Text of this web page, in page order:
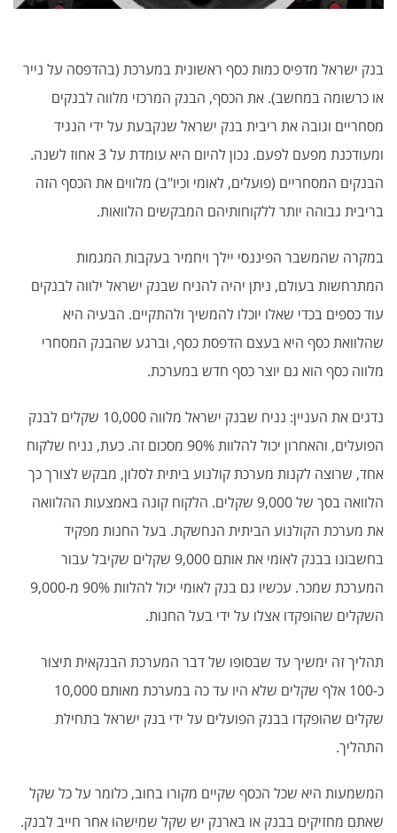
בנק ישראל מדפיס כמות כסף ראשונית במערכת (בהדפסה על נייר
או כרשומה במחשב). את הכסף, הבנק המרכזי מלווה לבנקים
מסחריים וגובה את ריבית בנק ישראל שנקבעת על ידי הנגיד
ומעודכנת מפעם לפעם. נכון להיום היא עומדת על 3 אחוז לשנה.
הבנקים המסחריים (פועלים, לאומי וכיו"ב) מלווים את הכסף הזה
בריבית גבוהה יותר ללקוחותיהם המבקשים הלוואות.
במקרה שהמשבר הפיננסי יילך ויחמיר בעקבות המגמות
המתרחשות בעולם, ניתן יהיה להניח שבנק ישראל ילווה לבנקים
עוד כספים בכדי שאלו יוכלו להמשיך ולהתקיים. הבעיה היא
שהלוואת כסף היא בעצם הדפסת כסף, וברגע שהבנק המסחרי
מלווה כסף הוא גם יוצר כסף חדש במערכת.
נדגים את העניין: נניח שבנק ישראל מלווה 10,000 שקלים לבנק
הפועלים, והאחרון יכול להלוות 90% מסכום זה. כעת, נניח שלקוח
אחד, שרוצה לקנות מערכת קולנוע ביתית לסלון, מבקש לצורך כך
הלוואה בסך של 9,000 שקלים. הלקוח קונה באמצעות ההלוואה
את מערכת הקולנוע הביתית הנחשקת. בעל החנות מפקיד
בחשבונו בבנק לאומי את אותם 9,000 שקלים שקיבל עבור
המערכת שמכר. עכשיו גם בנק לאומי יכול להלוות 90% מ-9,000
השקלים שהופקדו אצלו על ידי בעל החנות.
תהליך זה ימשיך עד שבסופו של דבר המערכת הבנקאית תיצור
כ-100 אלף שקלים שלא היו עד כה במערכת מאותם 10,000
שקלים שהופקדו בבנק הפועלים על ידי בנק ישראל בתחילת
התהליך.
המשמעות היא שכל הכסף שקיים מקורו בחוב, כלומר על כל שקל
שאתם מחזיקים בבנק או בארנק יש שקל שמישהו אחר חייב לבנק.